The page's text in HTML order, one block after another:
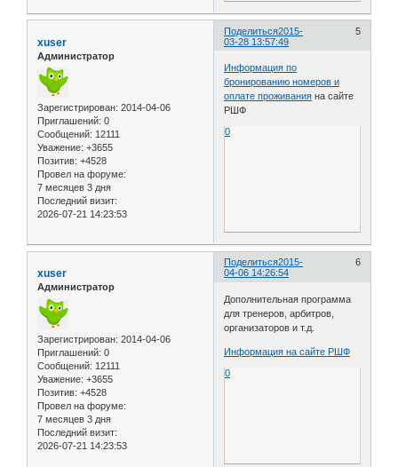
Поделиться 5
2015-
03-28 13:57:49
xuser
Администратор
Зарегистрирован: 2014-04-06
Приглашений: 0
Сообщений: 12111
Уважение: +3655
Позитив: +4528
Провел на форуме:
7 месяцев 3 дня
Последний визит:
2026-07-21 14:23:53
Информация по
бронированию номеров и
оплате проживания на сайте
РШФ
0
Поделиться 6
2015-
04-06 14:26:54
xuser
Администратор
Зарегистрирован: 2014-04-06
Приглашений: 0
Сообщений: 12111
Уважение: +3655
Позитив: +4528
Провел на форуме:
7 месяцев 3 дня
Последний визит:
2026-07-21 14:23:53
Дополнительная программа
для тренеров, арбитров,
организаторов и т.д.
Информация на сайте РШФ
0